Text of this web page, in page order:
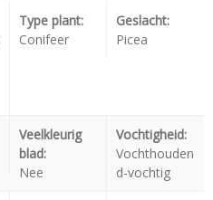
Type plant:
Conifeer
Geslacht:
Picea
Veelkleurig
blad:
Nee
Vochtigheid:
Vochthouden
d-vochtig